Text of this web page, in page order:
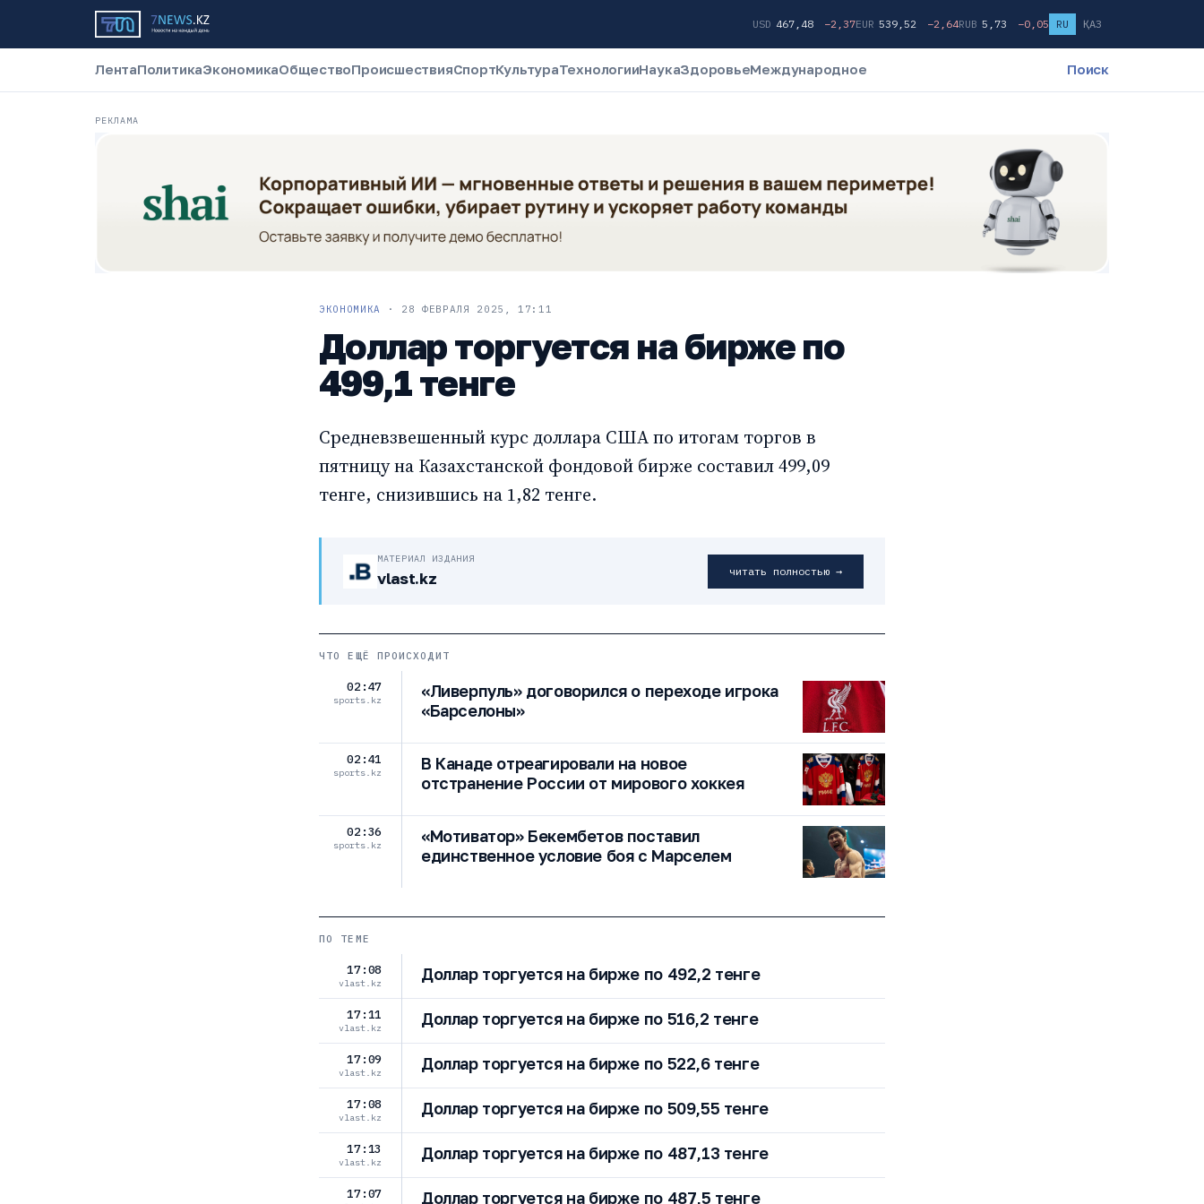
USD 467,48 −2,37EUR 539,52 −2,64RUB 5,73 −0,05 RU ҚАЗ
ЛентаПолитикаЭкономикаОбществоПроисшествияСпортКультураТехнологииНаукаЗдоровьеМеждународное Поиск
РЕКЛАМА
ЭКОНОМИКА · 28 ФЕВРАЛЯ 2025, 17:11
Доллар торгуется на бирже по
499,1 тенге
Средневзвешенный курс доллара США по итогам торгов в
пятницу на Казахстанской фондовой бирже составил 499,09
тенге, снизившись на 1,82 тенге.
МАТЕРИАЛ ИЗДАНИЯ
vlast.kz читать полностью →
ЧТО ЕЩЁ ПРОИСХОДИТ
02:47
sports.kz
«Ливерпуль» договорился о переходе игрока
«Барселоны»
02:41
sports.kz
В Канаде отреагировали на новое
отстранение России от мирового хоккея
02:36
sports.kz
«Мотиватор» Бекембетов поставил
единственное условие боя с Марселем
ПО ТЕМЕ
17:08
vlast.kz Доллар торгуется на бирже по 492,2 тенге
17:11
vlast.kz Доллар торгуется на бирже по 516,2 тенге
17:09
vlast.kz Доллар торгуется на бирже по 522,6 тенге
17:08
vlast.kz Доллар торгуется на бирже по 509,55 тенге
17:13
vlast.kz Доллар торгуется на бирже по 487,13 тенге
17:07 Доллар торгуется на бирже по 487,5 тенге